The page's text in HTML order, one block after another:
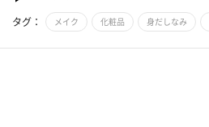
タグ： メイク 化粧品 身だしなみ